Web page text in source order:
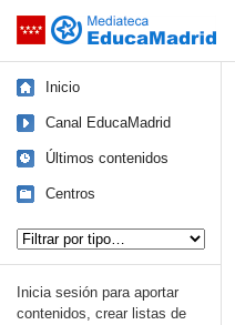
Saltar navegación
Inicio
Canal EducaMadrid
Últimos contenidos
Centros
Inicia sesión para aportar
contenidos, crear listas de